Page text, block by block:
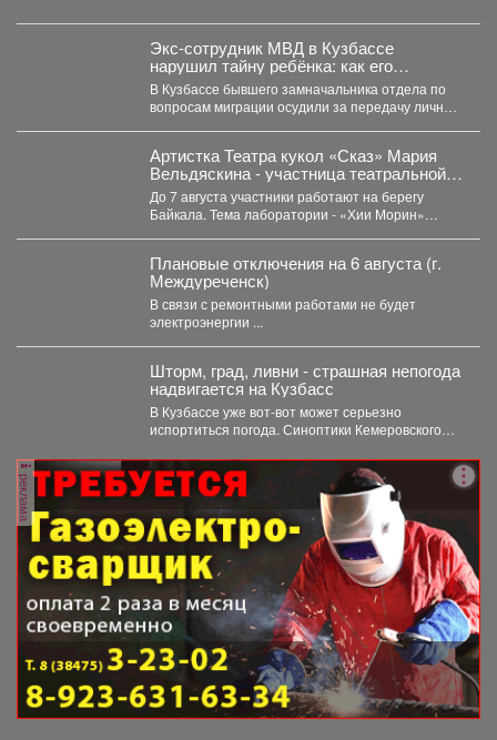
Экс-сотрудник МВД в Кузбассе
нарушил тайну ребёнка: как его
наказали
В Кузбассе бывшего замначальника отдела по
вопросам миграции осудили за передачу личных
Артистка Театра кукол «Сказ» Мария
Вельдяскина - участница театральной
лаборатории «Хии Морин: поэзия
стихий» на Байкале.
До 7 августа участники работают на берегу
Байкала. Тема лаборатории - «Хии Морин»
Плановые отключения на 6 августа (г.
Междуреченск)
В связи с ремонтными работами не будет
электроэнергии ...
Шторм, град, ливни - страшная непогода
надвигается на Кузбасс
В Кузбассе уже вот-вот может серьезно
испортиться погода. Синоптики Кемеровского
реклама